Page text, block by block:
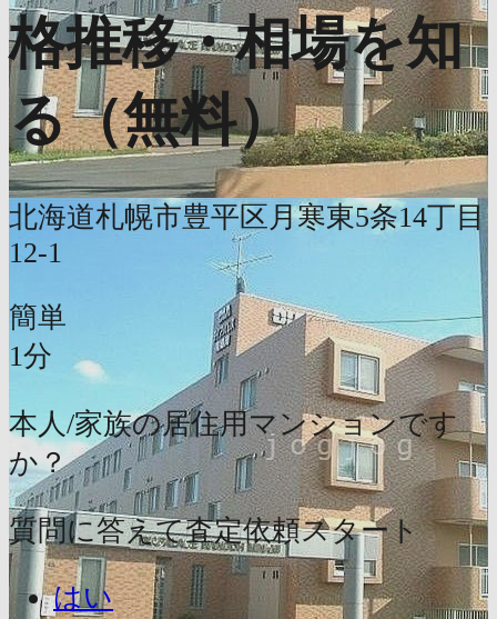
格推移・相場を知
る（無料）
北海道札幌市豊平区月寒東5条14丁目
12-1
簡単
1分
本人/家族の居住用マンションです
か？
質問に答えて査定依頼スタート
はい